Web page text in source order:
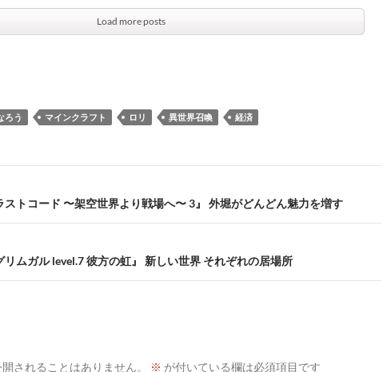
Load more posts
ろう マインクラフト ロリ 異世界召喚 経済
ストコード 〜架空世界より戦場へ〜 3』 外堀がどんどん魅力を増す
ムガル level.7 彼方の虹』 新しい世界 それぞれの居場所
されることはありません。 ※ が付いている欄は必須項目です